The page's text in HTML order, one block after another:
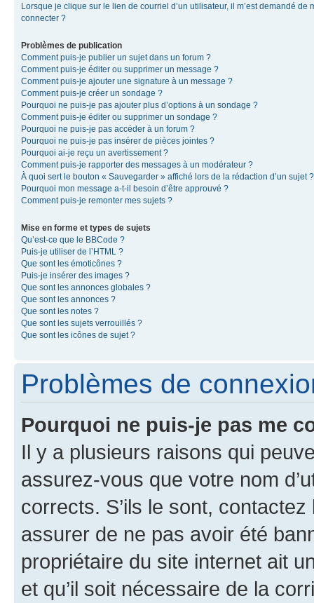
Lorsque je clique sur le lien de courriel d’un utilisateur, il m’est demandé de
connecter ?
Problèmes de publication
Comment puis-je publier un sujet dans un forum ?
Comment puis-je éditer ou supprimer un message ?
Comment puis-je ajouter une signature à un message ?
Comment puis-je créer un sondage ?
Pourquoi ne puis-je pas ajouter plus d’options à un sondage ?
Comment puis-je éditer ou supprimer un sondage ?
Pourquoi ne puis-je pas accéder à un forum ?
Pourquoi ne puis-je pas insérer de pièces jointes ?
Pourquoi ai-je reçu un avertissement ?
Comment puis-je rapporter des messages à un modérateur ?
À quoi sert le bouton « Sauvegarder » affiché lors de la rédaction d’un sujet ?
Pourquoi mon message a-t-il besoin d’être approuvé ?
Comment puis-je remonter mes sujets ?
Mise en forme et types de sujets
Qu’est-ce que le BBCode ?
Puis-je utiliser de l’HTML ?
Que sont les émoticônes ?
Puis-je insérer des images ?
Que sont les annonces globales ?
Que sont les annonces ?
Que sont les notes ?
Que sont les sujets verrouillés ?
Que sont les icônes de sujet ?
Problèmes de
Pourquoi ne puis-je pas me
Il y a plusieurs raisons qui
assurez-vous que votre nom
corrects. S’ils le sont,
assurer de ne pas avoir été
propriétaire du site internet ait
et qu’il soit nécessaire de la